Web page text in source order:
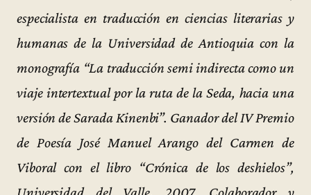
especialista en traducción en ciencias literarias y
humanas de la Universidad de Antioquia con la
monografía “La traducción semi indirecta como un
viaje intertextual por la ruta de la Seda, hacia una
versión de Sarada Kinenbi”. Ganador del IV Premio
de Poesía José Manuel Arango del Carmen de
Viboral con el libro “Crónica de los deshielos”,